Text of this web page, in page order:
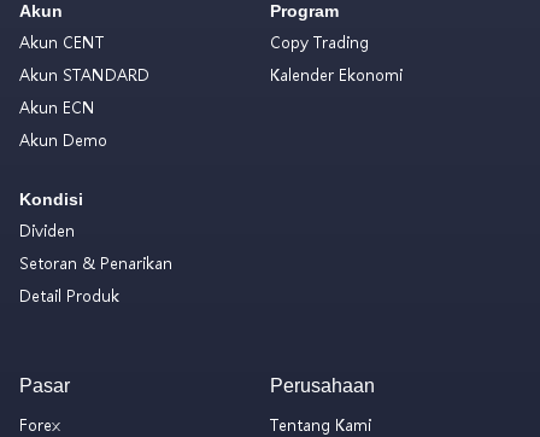
Akun
Akun CENT
Akun STANDARD
Akun ECN
Akun Demo
Kondisi
Dividen
Setoran & Penarikan
Detail Produk
Program
Copy Trading
Kalender Ekonomi
Pasar
Forex
Perusahaan
Tentang Kami